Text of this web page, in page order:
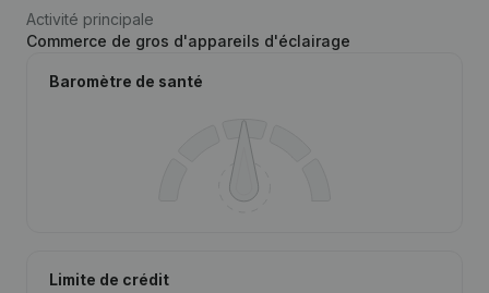
Activité principale
Commerce de gros d'appareils d'éclairage
Baromètre de santé
Limite de crédit